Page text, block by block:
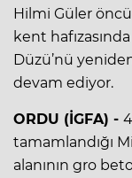
Hilmi Güler
kent
Düzü’nü
devam ediyor.
ORDU (İGFA) -
tamamlandığı
alanının gro